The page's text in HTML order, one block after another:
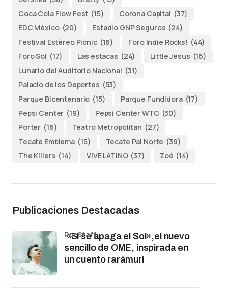
Coca Cola Flow Fest (15) Corona Capital (37)
EDC México (20) Estadio GNP Seguros (24)
Festival Estéreo Picnic (16) Foro Indie Rocks! (44)
Foro Sol (17) Las estacas (24) Little Jesus (16)
Lunario del Auditorio Nacional (31)
Palacio de los Deportes (53)
Parque Bicentenario (15) Parque Fundidora (17)
Pepsi Center (19) Pepsi Center WTC (30)
Porter (16) Teatro Metropólitan (27)
Tecate Emblema (15) Tecate Pal Norte (39)
The Killers (14) VIVE LATINO (37) Zoé (14)
Publicaciones Destacadas
«Si se apaga el Sol»,el nuevo
sencillo de OME, inspirada en
un cuento rarámuri
por Staff